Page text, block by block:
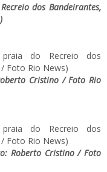
dos Bandeirantes,
Cristino / Foto Rio
Roberto Cristino / Foto